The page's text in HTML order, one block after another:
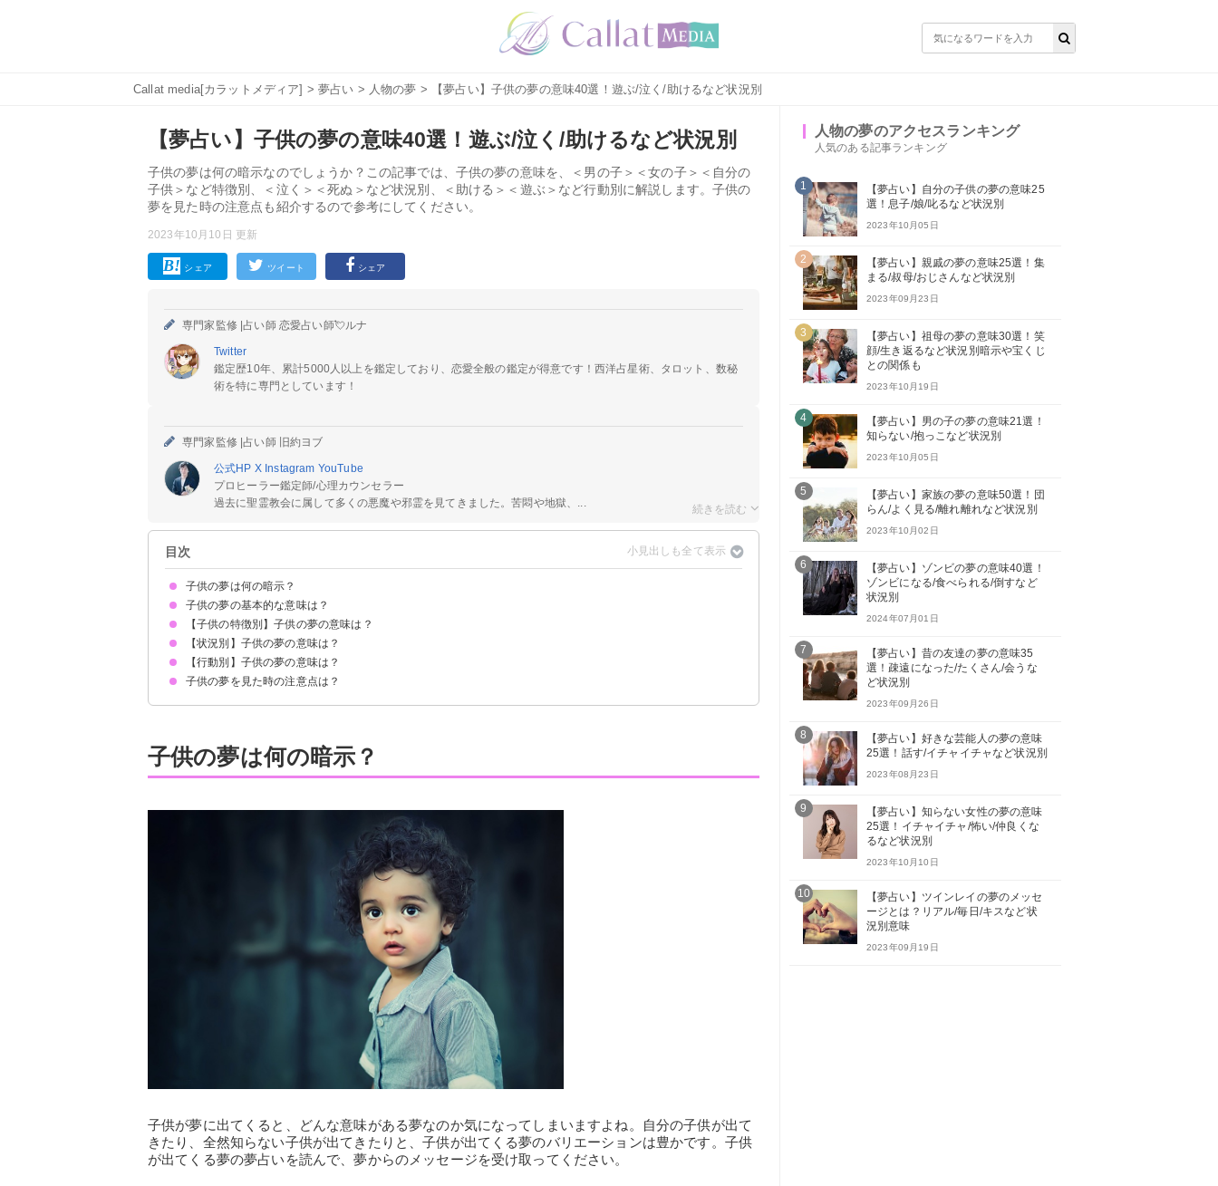
Callat media[カラットメディア] >夢占い > 人物の夢 > 【夢占い】子供の夢の意味40選！遊ぶ/泣く/助けるなど状況別
【夢占い】子供の夢の意味40選！遊ぶ/泣く/助けるなど状況別
子供の夢は何の暗示なのでしょうか？この記事では、子供の夢の意味を、＜男の子＞＜女の子＞＜自分の
子供＞など特徴別、＜泣く＞＜死ぬ＞など状況別、＜助ける＞＜遊ぶ＞など行動別に解説します。子供の
夢を見た時の注意点も紹介するので参考にしてください。
2023年10月10日 更新
シェア ツイート シェア
専門家監修 |占い師 恋愛占い師💘ルナ
Twitter
鑑定歴10年、累計5000人以上を鑑定しており、恋愛全般の鑑定が得意です！西洋占星術、タロット、数秘
術を特に専門としています！
専門家監修 |占い師 旧約ヨブ
公式HP X Instagram YouTube
プロヒーラー鑑定師/心理カウンセラー
過去に聖霊教会に属して多くの悪魔や邪霊を見てきました。苦悶や地獄、...
目次
子供の夢は何の暗示？
子供の夢の基本的な意味は？
①純粋な心の暗示
②予測不能なトラブルが訪れる暗示
状況によって意味が決まる
【子供の特徴別】子供の夢の意味は？
自分の子供の夢【警告夢】
友達の子供の夢【願望夢】
知らない子供の夢【願望夢】
男の子の夢【吉夢】
女の子の夢【願望夢】
小さい子供の夢【願望夢】
迷子の子供の夢【警告夢】
【状況別】子供の夢の意味は？
子供が死ぬ夢【吉夢】
子供が殺される夢【吉夢】
子供が怪我をする夢【凶夢】
子供がいなくなる夢【警告夢】
子供が泣く夢【警告夢】
子供が忘れる夢【予知夢】
子供が成長する夢【予知夢】
子供がたくさん出てくる夢【吉夢】
子供がいないのに子供がいる夢【吉夢】
子供が懐いてくる夢【吉夢】
子供が笑う夢【吉夢】
子供が溺れる夢【警告夢】
子供が事故に遭う夢【警告夢】
子供が寝る夢【吉夢】
子供が腹を立てている夢【警告夢】
子供が空を飛ぶ夢【吉夢】
子供がどこかに落ちる夢【凶夢】
【行動別】子供の夢の意味は？
子供を出産する夢【吉夢】
子供を育てる夢【吉夢】
子供と遊ぶ夢【吉夢】
子供を助ける夢【願望夢】
子供を叱る夢【警告夢】
子供を抱っこする夢【願望夢】
子供と話す夢【予知夢】
子供を叩く夢【警告夢】
子供を守る夢【願望夢】
子供と喧嘩する夢【警告夢】
子供と手をつなぐ夢【吉夢】
子供を置いてきてしまう夢【警告夢】
子供を追いかける夢【警告夢】
子供を預かる夢【凶夢】
子供を抱きしめる夢【願望夢】
子供を探す夢【願望夢】
子供の夢を見た時の注意点は？
子供の夢は何の暗示？
子供が夢に出てくると、どんな意味がある夢なのか気になってしまいますよね。自分の子供が出て
きたり、全然知らない子供が出てきたりと、子供が出てくる夢のバリエーションは豊かです。子供
が出てくる夢の夢占いを読んで、夢からのメッセージを受け取ってください。
人物の夢のアクセスランキング
人気のある記事ランキング
1
【夢占い】自分の子供の夢の意味25
選！息子/娘/叱るなど状況別
2023年10月05日
2
【夢占い】親戚の夢の意味25選！集
まる/叔母/おじさんなど状況別
2023年09月23日
3
【夢占い】祖母の夢の意味30選！笑
顔/生き返るなど状況別暗示や宝くじ
との関係も
2023年10月19日
4
【夢占い】男の子の夢の意味21選！
知らない/抱っこなど状況別
2023年10月05日
5
【夢占い】家族の夢の意味50選！団
らん/よく見る/離れ離れなど状況別
2023年10月02日
6
【夢占い】ゾンビの夢の意味40選！
ゾンビになる/食べられる/倒すなど
状況別
2024年07月01日
7
【夢占い】昔の友達の夢の意味35
選！疎遠になった/たくさん/会うな
ど状況別
2023年09月26日
8
【夢占い】好きな芸能人の夢の意味
25選！話す/イチャイチャなど状況別
2023年08月23日
9
【夢占い】知らない女性の夢の意味
25選！イチャイチャ/怖い/仲良くな
るなど状況別
2023年10月10日
10
【夢占い】ツインレイの夢のメッセ
ージとは？リアル/毎日/キスなど状
況別意味
2023年09月19日